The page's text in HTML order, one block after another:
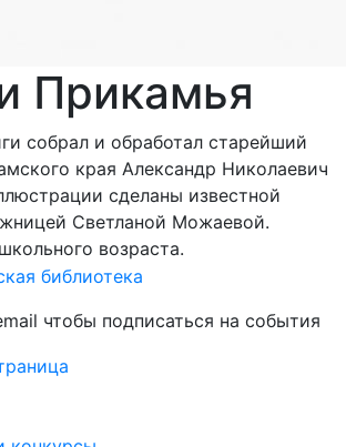
Прикамья
собрал и обработал старейший
края Александр Николаевич
сделаны известной
Светланой Можаевой.
возраста.
библиотека
чтобы подписаться на события